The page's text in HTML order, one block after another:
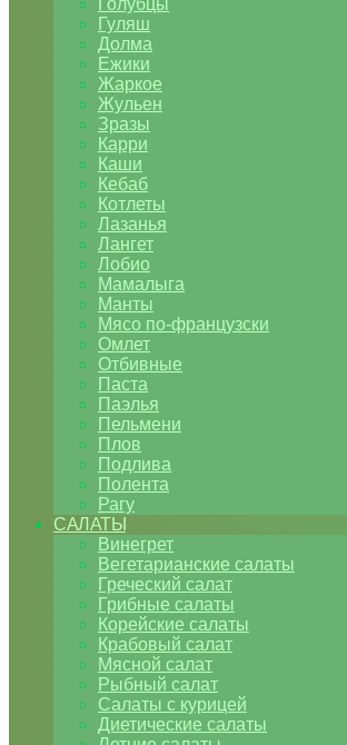
Голубцы
Гуляш
Долма
Ежики
Жаркое
Жульен
Зразы
Карри
Каши
Кебаб
Котлеты
Лазанья
Лангет
Лобио
Мамалыга
Манты
Мясо по-французски
Омлет
Отбивные
Паста
Паэлья
Пельмени
Плов
Подлива
Полента
Рагу
САЛАТЫ
Винегрет
Вегетарианские салаты
Греческий салат
Грибные салаты
Корейские салаты
Крабовый салат
Мясной салат
Рыбный салат
Салаты с курицей
Диетические салаты